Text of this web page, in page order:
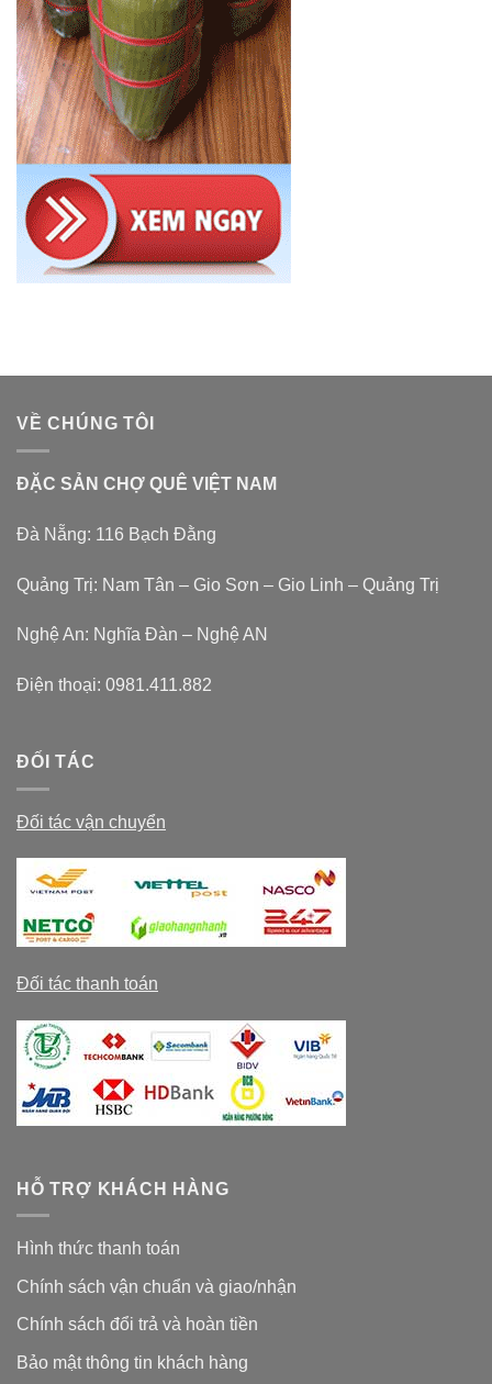
VỀ CHÚNG TÔI
ĐẶC SẢN CHỢ QUÊ VIỆT NAM
Đà Nẵng: 116 Bạch Đằng
Quảng Trị: Nam Tân – Gio Sơn – Gio Linh – Quảng Trị
Nghệ An: Nghĩa Đàn – Nghệ AN
Điện thoại: 0981.411.882
ĐỐI TÁC
Đối tác vận chuyển
Đối tác thanh toán
HỖ TRỢ KHÁCH HÀNG
Hình thức thanh toán
Chính sách vận chuẩn và giao/nhận
Chính sách đổi trả và hoàn tiền
Bảo mật thông tin khách hàng